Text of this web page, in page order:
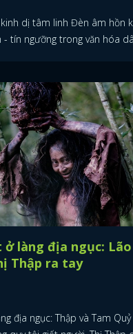
dị tâm linh Đèn âm hồn
tín ngưỡng trong văn hóa
ở làng địa ngục:
Thập ra tay
địa ngục: Thập và Tam